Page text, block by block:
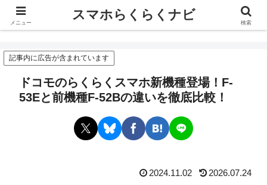
スマホらくらくナビ
記事内に広告が含まれています
ドコモのらくらくスマホ新機種登場！F-
53Eと前機種F-52Bの違いを徹底比較！
2024.11.02 2026.07.24
メニュー
スマホらくらくナビ
検索